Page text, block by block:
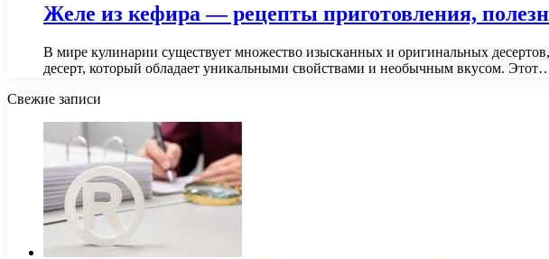
Желе из кефира — рецепты приготовления,
В мире кулинарии существует множество изысканных и оригинальных
десерт, который обладает уникальными свойствами и необычным вкусом.
Свежие записи